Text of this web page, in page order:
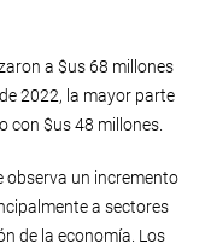
a $us 68 millones
2022, la mayor parte
con $us 48 millones.
observa un incremento
a sectores
de la economía. Los